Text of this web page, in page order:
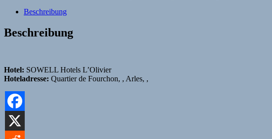
Beschreibung
Beschreibung
Hotel: SOWELL Hotels L’Olivier
Hoteladresse: Quartier de Fourchon, , Arles, ,